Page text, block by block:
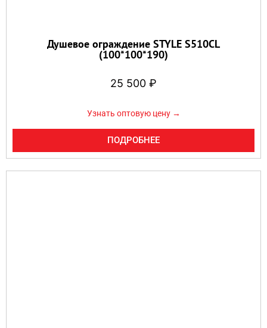
Душевое ограждение STYLE S510CL
(100*100*190)
25 500 ₽
Узнать оптовую цену →
ПОДРОБНЕЕ